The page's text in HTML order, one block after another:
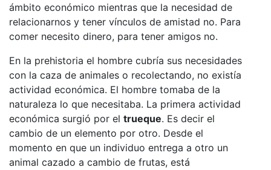
ámbito económico mientras que la necesidad de
relacionarnos y tener vínculos de amistad no. Para
comer necesito dinero, para tener amigos no.
En la prehistoria el hombre cubría sus necesidades
con la caza de animales o recolectando, no existía
actividad económica. El hombre tomaba de la
naturaleza lo que necesitaba. La primera actividad
económica surgió por el trueque. Es decir el
cambio de un elemento por otro. Desde el
momento en que un individuo entrega a otro un
animal cazado a cambio de frutas, está